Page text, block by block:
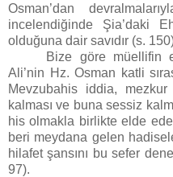
Osman’dan
incelendiğinde Şia’daki
olduğuna dair savıdır (s.
Bize göre müellifin
Ali’nin Hz. Osman katli
Mevzubahis iddia,
kalması ve buna sessiz
his olmakla birlikte elde
beri meydana gelen
hilafet şansını bu sefer
97).